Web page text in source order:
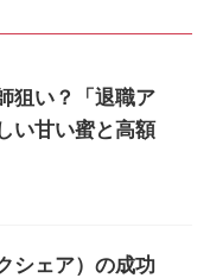
狙い？「退職ア
い甘い蜜と高額
シェア）の成功